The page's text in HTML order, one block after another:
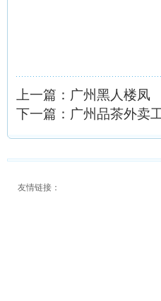
上一篇： 广州黑人楼凤
下一篇： 广州品茶外卖
友情链接：